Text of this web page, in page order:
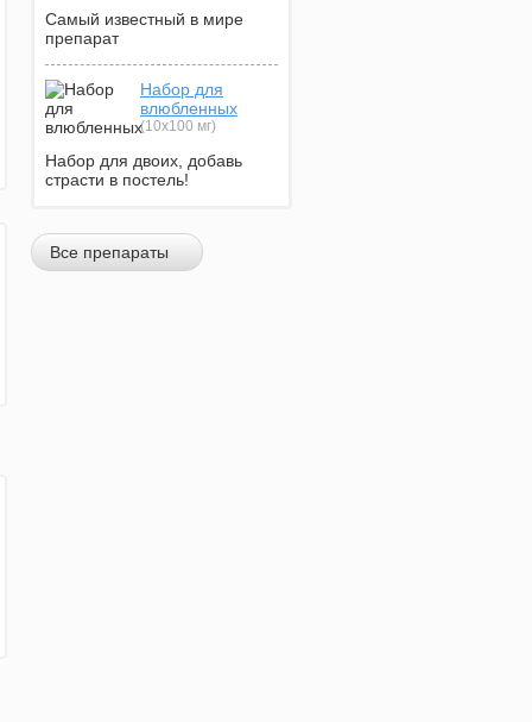
Самый известный в мире
препарат
Набор для
влюбленных
(10х100 мг)
Набор для двоих, добавь
страсти в постель!
Все препараты